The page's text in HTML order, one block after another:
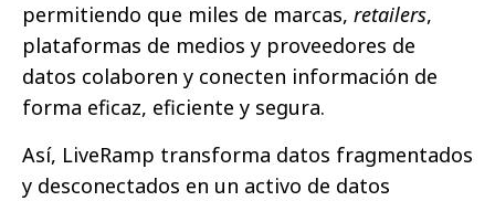
permitiendo que miles de marcas, retailers,
plataformas de medios y proveedores de
datos colaboren y conecten información de
forma eficaz, eficiente y segura.
Así, LiveRamp transforma datos fragmentados
y desconectados en un activo de datos